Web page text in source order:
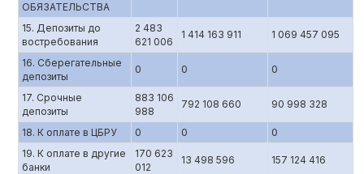
ОБЯЗАТЕЛЬСТВА
15. Депозиты до
востребования
2 483
621 006
1 414 163 911 1 069 457 095
16. Сберегательные
депозиты
0 0 0
17. Срочные
депозиты
883 106
988
792 108 660 90 998 328
18. К оплате в ЦБРУ 0 0
0
19. К оплате в другие
банки
170 623
012
13 498 596 157 124 416